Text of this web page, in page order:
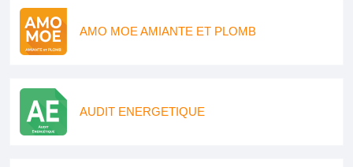
AMO MOE AMIANTE ET PLOMB
AUDIT ENERGETIQUE